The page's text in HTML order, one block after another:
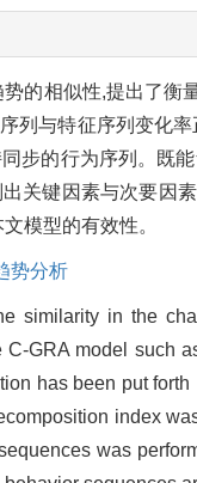
的相似性,提出了衡
列与特征序列变化
步的行为序列。既
关键因素与次要因
模型的有效性。
势分析
similarity in the
GRA model such
has been put
index
was